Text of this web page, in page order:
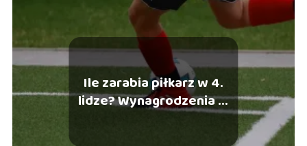
Ile zarabia piłkarz w 4.
lidze? Wynagrodzenia w
Polsce i Niemczech